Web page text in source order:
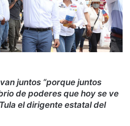
juntos “porque juntos
de poderes que hoy se ve
el dirigente estatal del